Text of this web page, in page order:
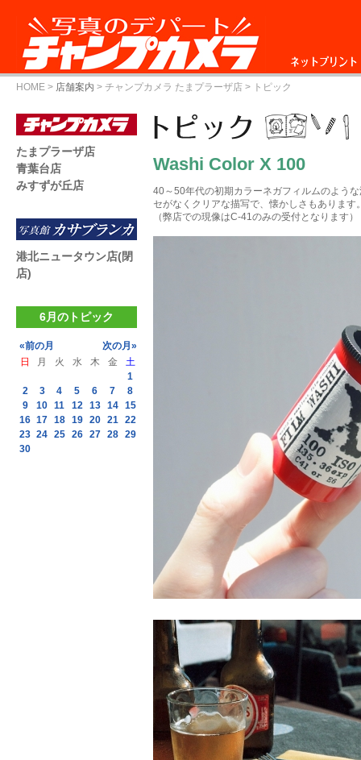
ネットプリント
HOME > 店舗案内 > チャンプカメラ たまプラーザ店 > トピック
Washi Color X 100
40～50年代の初期カラーネガフィルムのよう
セがなくクリアな描写で、懐かしさもあります
（弊店での現像はC-41のみの受付となります）
たまプラーザ店
青葉台店
みすずが丘店
港北ニュータウン店(閉
店)
6月のトピック
«前の月
次の月»
日
月 火 水 木 金
土
1
2
3 4 5 6 7
8
9
10 11 12 13 14 15
16 17 18 19 20 21 22
23 24 25 26 27 28 29
30